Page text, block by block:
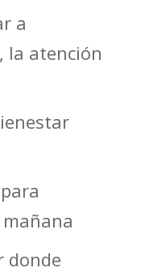
a
la atención
donde